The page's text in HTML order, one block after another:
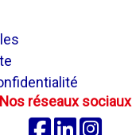
Nos réseaux sociaux
Facebook
Linkedin